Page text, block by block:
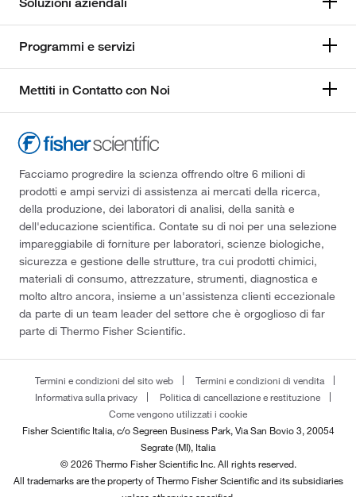
Soluzioni aziendali
Programmi e servizi
Mettiti in Contatto con Noi
Facciamo progredire la scienza offrendo oltre 6 milioni di
prodotti e ampi servizi di assistenza ai mercati della ricerca,
della produzione, dei laboratori di analisi, della sanità e
dell'educazione scientifica. Contate su di noi per una selezione
impareggiabile di forniture per laboratori, scienze biologiche,
sicurezza e gestione delle strutture, tra cui prodotti chimici,
materiali di consumo, attrezzature, strumenti, diagnostica e
molto altro ancora, insieme a un'assistenza clienti eccezionale
da parte di un team leader del settore che è orgoglioso di far
parte di Thermo Fisher Scientific.
Termini e condizioni del sito web
Termini e condizioni di vendita
Informativa sulla privacy
Politica di cancellazione e restituzione
Come vengono utilizzati i cookie
Fisher Scientific Italia, c/o Segreen Business Park, Via San Bovio 3, 20054
Segrate (MI), Italia
© 2026 Thermo Fisher Scientific Inc. All rights reserved.
All trademarks are the property of Thermo Fisher Scientific and its subsidiaries